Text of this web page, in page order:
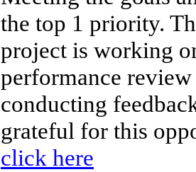
the top 1 priority.
project is working
performance
conducting
grateful for this
click here